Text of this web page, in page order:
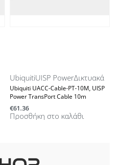
UbiquitiUISP PowerΔικτυακά
Ubiquiti UACC-Cable-PT-10M, UISP
Power TransPort Cable 10m
€61.36
Προσθήκη στο καλάθι